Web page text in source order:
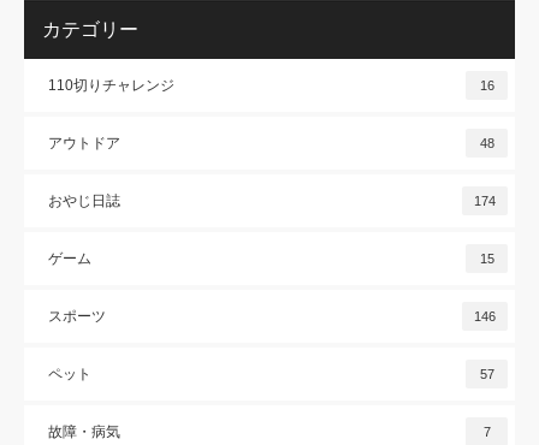
カテゴリー
110切りチャレンジ 16
アウトドア 48
おやじ日誌 174
ゲーム 15
スポーツ 146
ペット 57
故障・病気 7